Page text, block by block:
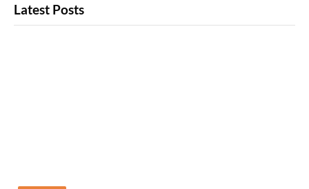
Latest Posts